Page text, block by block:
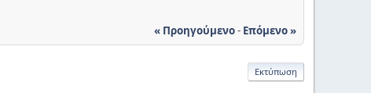
« Προηγούμενο- Επόμενο »
Εκτύπωση